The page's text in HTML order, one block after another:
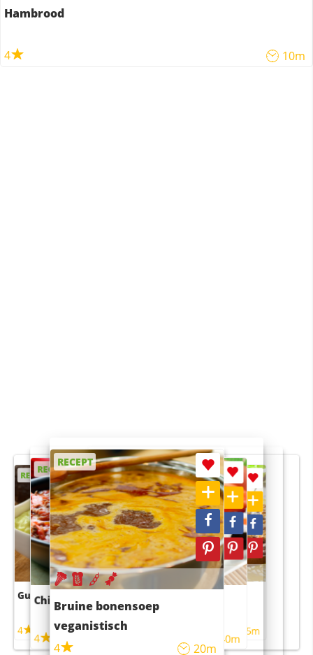
Hambrood
4 10m
RECEPT
Guacamole
4
RECEPT
Chili con carne
4 45m
RECEPT
Bruine bonensoep
veganistisch
4
20m
RECEPT
Sushi rijstsalade
maaltijdsalade
40m
RECEPT
4 55m